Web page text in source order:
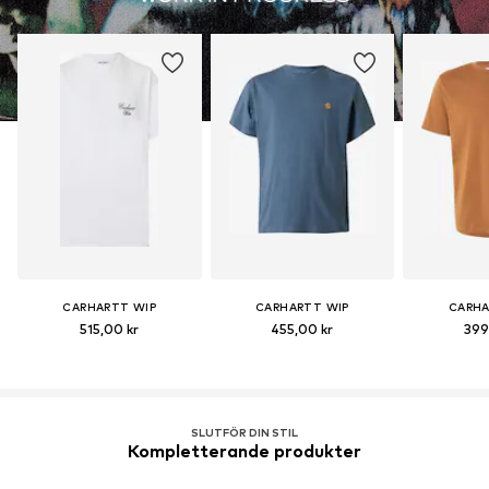
CARHARTT WIP
515,00 kr
CARHARTT WIP
455,00 kr
SLUTFÖR DIN STIL
Kompletterande produkter